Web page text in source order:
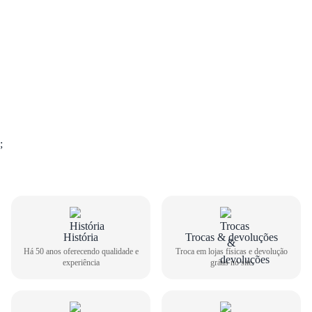
GUIA DE TAMANHOS
Chinelo Havaianas Feminino SLIM
;
História
Há 50 anos oferecendo qualidade e
experiência
Trocas & devoluções
Troca em lojas físicas e devolução
grátis no site